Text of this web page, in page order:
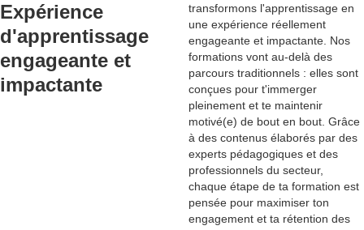
Expérience
d'apprentissage
engageante et
impactante
transformons l'apprentissage en
une expérience réellement
engageante et impactante. Nos
formations vont au-delà des
parcours traditionnels : elles sont
conçues pour t'immerger
pleinement et te maintenir
motivé(e) de bout en bout. Grâce
à des contenus élaborés par des
experts pédagogiques et des
professionnels du secteur,
chaque étape de ta formation est
pensée pour maximiser ton
engagement et ta rétention des